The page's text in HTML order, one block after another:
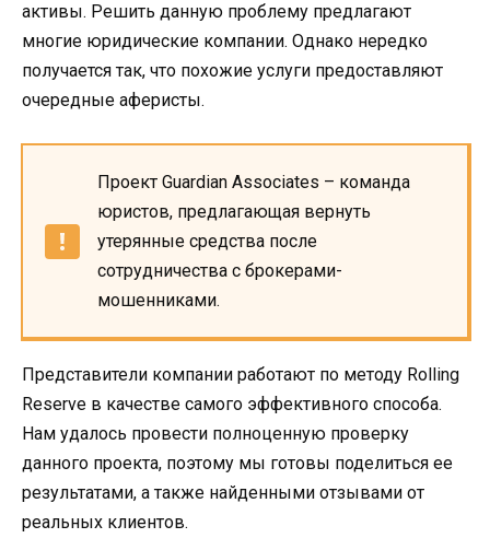
активы. Решить данную проблему предлагают
многие юридические компании. Однако нередко
получается так, что похожие услуги предоставляют
очередные аферисты.
Проект Guardian Associates – команда
юристов, предлагающая вернуть
утерянные средства после
сотрудничества с брокерами-
мошенниками.
Представители компании работают по методу Rolling
Reserve в качестве самого эффективного способа.
Нам удалось провести полноценную проверку
данного проекта, поэтому мы готовы поделиться ее
результатами, а также найденными отзывами от
реальных клиентов.